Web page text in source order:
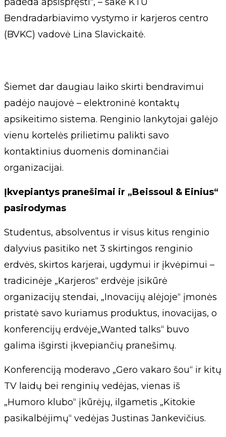
Bendradarbiavimo vystymo ir karjeros centro
(BVKC) vadovė Lina Slavickaitė.
Šiemet dar daugiau laiko skirti bendravimui
padėjo naujovė – elektroninė kontaktų
apsikeitimo sistema. Renginio lankytojai galėjo
vienu kortelės prilietimu palikti savo
kontaktinius duomenis dominančiai
organizacijai.
Įkvepiantys pranešimai ir „Beissoul & Einius“
pasirodymas
Studentus, absolventus ir visus kitus renginio
dalyvius pasitiko net 3 skirtingos renginio
erdvės, skirtos karjerai, ugdymui ir įkvėpimui –
tradicinėje „Karjeros“ erdvėje įsikūrė
organizacijų stendai, „Inovacijų alėjoje“ įmonės
pristatė savo kuriamus produktus, inovacijas, o
konferencijų erdvėje„Wanted talks“ buvo
galima išgirsti įkvepiančių pranešimų.
Konferenciją moderavo „Gero vakaro šou“ ir kitų
TV laidų bei renginių vedėjas, vienas iš
„Humoro klubo“ įkūrėjų, ilgametis „Kitokie
pasikalbėjimų“ vedėjas Justinas Jankevičius.